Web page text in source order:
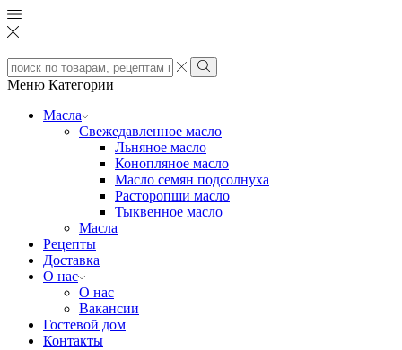
Search
input
Search
Меню Категории
Масла
Свежедавленное масло
Льняное масло
Конопляное масло
Масло семян подсолнуха
Расторопши масло
Тыквенное масло
Масла
Рецепты
Доставка
О нас
О нас
Вакансии
Гостевой дом
Контакты